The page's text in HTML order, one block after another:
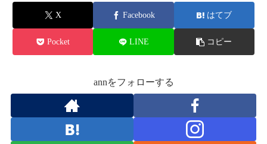
X Facebook はてブ
Pocket LINE コピー
annをフォローする